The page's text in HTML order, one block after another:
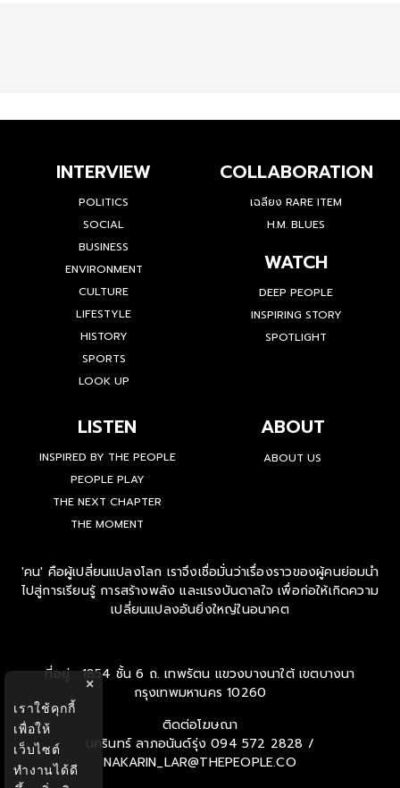
INTERVIEW
POLITICS
SOCIAL
BUSINESS
ENVIRONMENT
CULTURE
LIFESTYLE
HISTORY
SPORTS
LOOK UP
COLLABORATION
เฉลียง RARE ITEM
H.M. BLUES
WATCH
DEEP PEOPLE
INSPIRING STORY
SPOTLIGHT
LISTEN
INSPIRED BY THE PEOPLE
PEOPLE PLAY
THE NEXT CHAPTER
THE MOMENT
ABOUT
ABOUT US
'คน' คือผู้เปลี่ยนแปลงโลก เราจึงเชื่อมั่นว่าเรื่องราวของผู้คนย่อมนำ
ไปสู่การเรียนรู้ การสร้างพลัง และแรงบันดาลใจ เพื่อก่อให้เกิดความ
เปลี่ยนแปลงอันยิ่งใหญ่ในอนาคต
ที่อยู่ : 1854 ชั้น 6 ถ. เทพรัตน แขวงบางนาใต้ เขตบางนา
กรุงเทพมหานคร 10260
ติดต่อโฆษณา
นครินทร์ ลาภอนันด์รุ่ง 094 572 2828 /
NAKARIN_LAR@THEPEOPLE.CO
×
เราใช้คุกกี้
เพื่อให้
เว็บไซต์
ทำงานได้ดี